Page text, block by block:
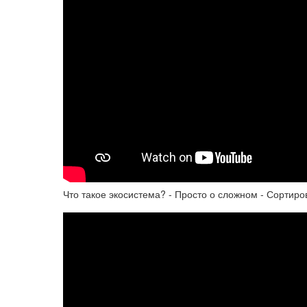
Что такое экосистема? - Просто о сложном -